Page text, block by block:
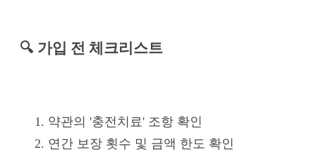
🔍 가입 전 체크리스트
약관의 '충전치료' 조항 확인
연간 보장 횟수 및 금액 한도 확인